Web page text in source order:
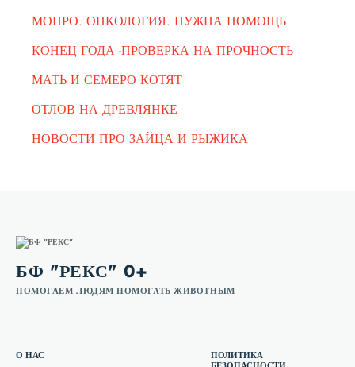
МОНРО. ОНКОЛОГИЯ. НУЖНА ПОМОЩЬ
КОНЕЦ ГОДА -ПРОВЕРКА НА ПРОЧНОСТЬ
МАТЬ И СЕМЕРО КОТЯТ
ОТЛОВ НА ДРЕВЛЯНКЕ
НОВОСТИ ПРО ЗАЙЦА И РЫЖИКА
БФ "РЕКС" 0+
ПОМОГАЕМ ЛЮДЯМ ПОМОГАТЬ ЖИВОТНЫМ
О НАС
ПОЛИТИКА